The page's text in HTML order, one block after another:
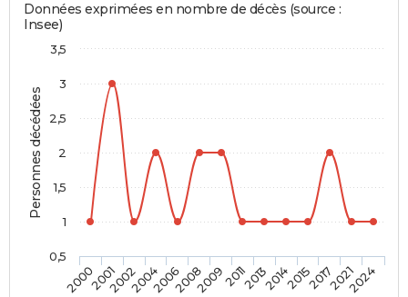
Personnes décédées
Données exprimées en nombre de décès (source :
Insee)
20002001200220042006200820092011201320142015201720212024
0,5
1
1,5
2
2,5
3
3,5